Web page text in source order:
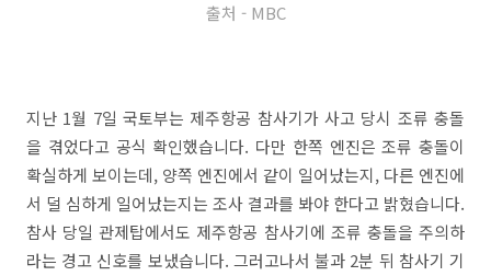
출처 - MBC
지난 1월 7일 국토부는 제주항공 참사기가 사고 당시 조류 충돌
을 겪었다고 공식 확인했습니다. 다만 한쪽 엔진은 조류 충돌이
확실하게 보이는데, 양쪽 엔진에서 같이 일어났는지, 다른 엔진에
서 덜 심하게 일어났는지는 조사 결과를 봐야 한다고 밝혔습니다.
참사 당일 관제탑에서도 제주항공 참사기에 조류 충돌을 주의하
라는 경고 신호를 보냈습니다. 그러고나서 불과 2분 뒤 참사기 기